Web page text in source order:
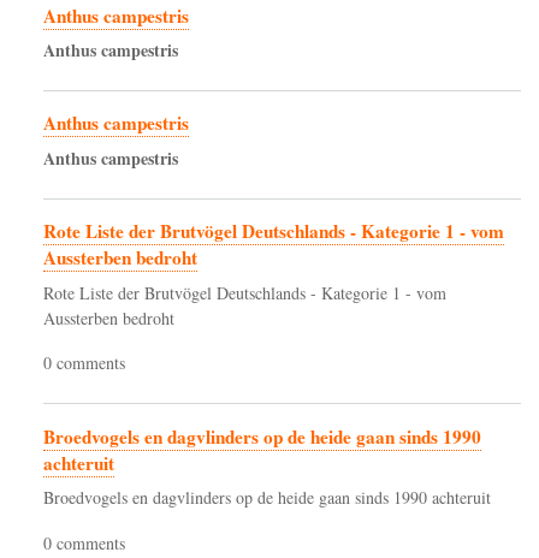
Anthus campestris
Anthuscampestris
Anthus campestris
Anthuscampestris
Rote Liste der Brutvögel Deutschlands - Kategorie 1 - vom
Aussterben bedroht
Rote Liste der Brutvögel Deutschlands - Kategorie 1 - vom
Aussterben bedroht
0 comments
Broedvogels en dagvlinders op de heide gaan sinds 1990
achteruit
Broedvogels en dagvlinders op de heide gaan sinds 1990 achteruit
0 comments